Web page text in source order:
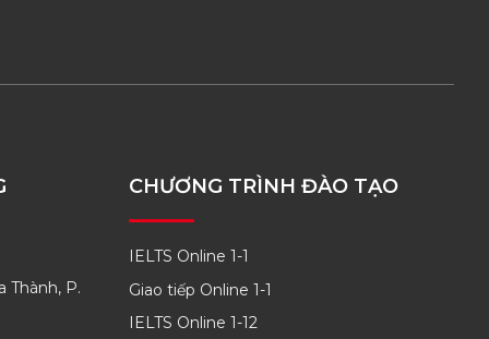
Thành, P.
CHƯƠNG TRÌNH ĐÀO TẠO
IELTS Online 1-1
Giao tiếp Online 1-1
IELTS Online 1-12